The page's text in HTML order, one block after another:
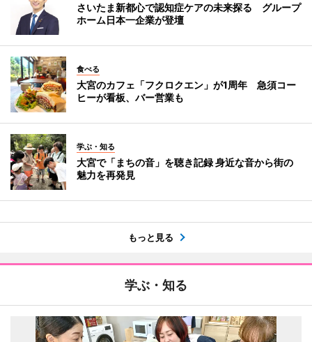
さいたま新都心で認知症ケアの未来探る グループ
ホーム日本一企業が登壇
食べる
大宮のカフェ「フクロクエン」が1周年 急須コー
ヒーが看板、バー営業も
学ぶ・知る
大宮で「まちの音」を聴き記録 身近な音から街の
魅力を再発見
もっと見る
学ぶ・知る